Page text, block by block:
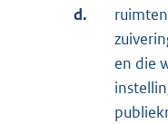
d.
en die